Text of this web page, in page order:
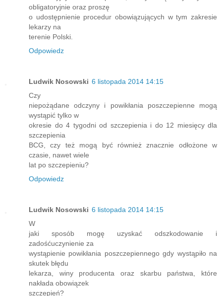
obligatoryjnie oraz proszę
o udostępnienie procedur obowiązujących w tym zakresie
lekarzy na
terenie Polski.
Odpowiedz
Ludwik Nosowski 6 listopada 2014 14:15
Czy
niepożądane odczyny i powikłania poszczepienne mogą
wystąpić tylko w
okresie do 4 tygodni od szczepienia i do 12 miesięcy dla
szczepienia
BCG, czy też mogą być również znacznie odłożone w
czasie, nawet wiele
lat po szczepieniu?
Odpowiedz
Ludwik Nosowski 6 listopada 2014 14:15
W
jaki sposób mogę uzyskać odszkodowanie i
zadośćuczynienie za
wystąpienie powikłania poszczepiennego gdy wystąpiło na
skutek błędu
lekarza, winy producenta oraz skarbu państwa, które
nakłada obowiązek
szczepień?